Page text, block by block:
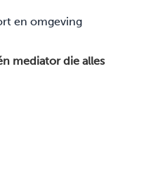
en omgeving
mediator die alles